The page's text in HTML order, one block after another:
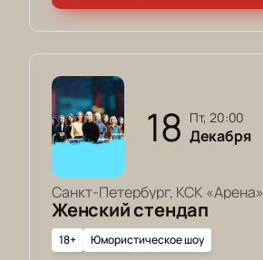
18 пт, 20:00
Декабря
Санкт-Петербург, КСК «Арена»
Женский стендап
18+ Юмористическое шоу